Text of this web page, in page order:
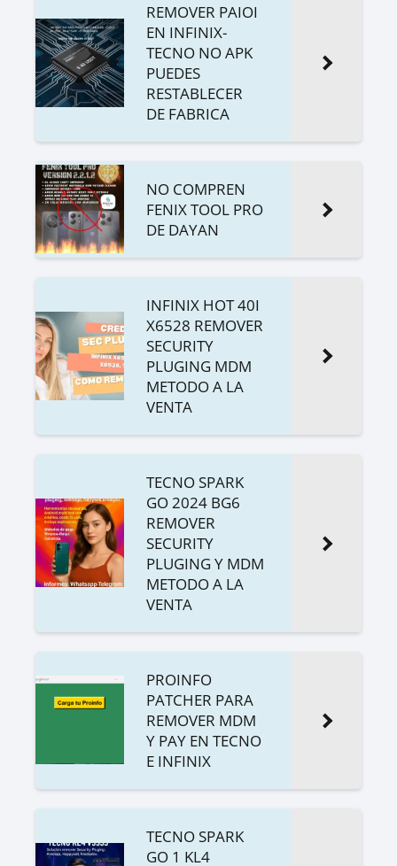
REMOVER PAIOI
EN INFINIX-
TECNO NO APK
PUEDES
RESTABLECER
DE FABRICA
NO COMPREN
FENIX TOOL PRO
DE DAYAN
INFINIX HOT 40I
X6528 REMOVER
SECURITY
PLUGING MDM
METODO A LA
VENTA
TECNO SPARK
GO 2024 BG6
REMOVER
SECURITY
PLUGING Y MDM
METODO A LA
VENTA
PROINFO
PATCHER PARA
REMOVER MDM
Y PAY EN TECNO
E INFINIX
TECNO SPARK
GO 1 KL4